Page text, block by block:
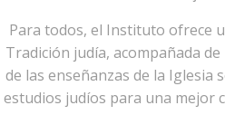
Para todos, el Instituto ofrece
Tradición judía, acompañada
de las enseñanzas de la Iglesia
estudios judíos para una mejor